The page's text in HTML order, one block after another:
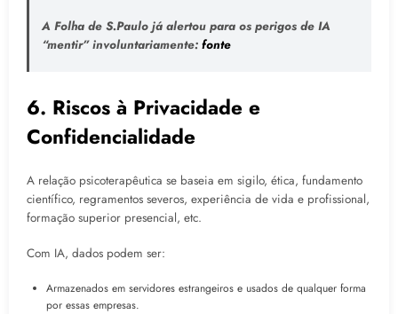
A Folha de S.Paulo já alertou para os perigos de IA
“mentir” involuntariamente: fonte
6. Riscos à Privacidade e
Confidencialidade
A relação psicoterapêutica se baseia em sigilo, ética, fundamento
científico, regramentos severos, experiência de vida e profissional,
formação superior presencial, etc.
Com IA, dados podem ser:
Armazenados em servidores estrangeiros e usados de qualquer forma
por essas empresas.